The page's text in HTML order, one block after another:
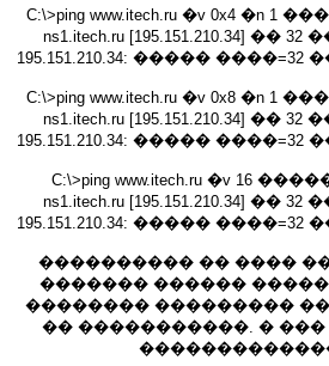
C:\>ping www.itech.ru �v 0x4 �n
ns1.itech.ru [195.151.210.34]
195.151.210.34: ����� ����=32
C:\>ping www.itech.ru �v 0x8 �n
ns1.itech.ru [195.151.210.34]
195.151.210.34: ����� ����=32
C:\>ping www.itech.ru �v 16
ns1.itech.ru [195.151.210.34]
195.151.210.34: ����� ����=32
���������� �� ����
������� ������
�������� ��������� ���
�� �����������. �